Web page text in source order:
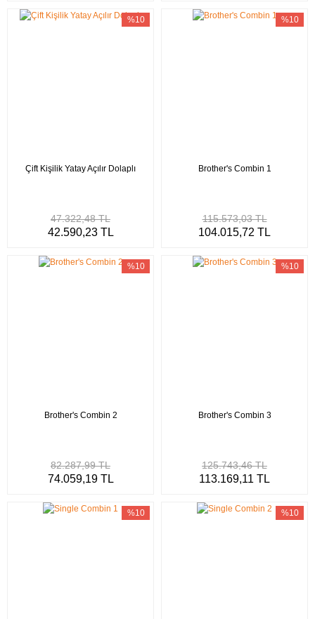
Çift Kişilik Yatay Açılır Dolaplı
%10
47.322,48 TL
42.590,23 TL
Brother's Combin 1
%10
115.573,03 TL
104.015,72 TL
Brother's Combin 2
%10
82.287,99 TL
74.059,19 TL
Brother's Combin 3
%10
125.743,46 TL
113.169,11 TL
%10 %10